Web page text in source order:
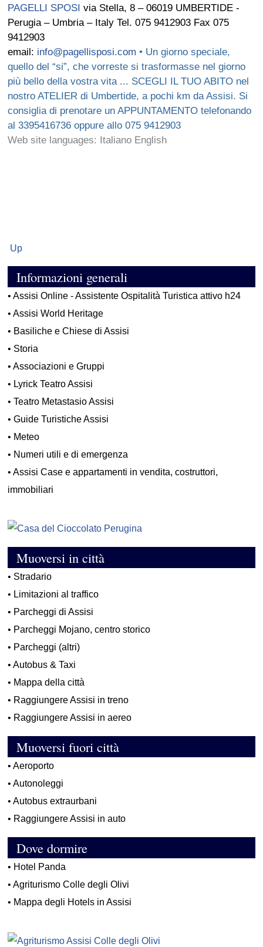
PAGELLI SPOSI via Stella, 8 – 06019 UMBERTIDE -
Perugia – Umbria – Italy Tel. 075 9412903 Fax 075
9412903
email: info@pagellisposi.com • Un giorno speciale,
quello del “si”, che vorreste si trasformasse nel giorno
più bello della vostra vita ... SCEGLI IL TUO ABITO nel
nostro ATELIER di Umbertide, a pochi km da Assisi. Si
consiglia di prenotare un APPUNTAMENTO telefonando
al 3395416736 oppure allo 075 9412903
Web site languages: Italiano English
Up
Informazioni generali
•Assisi Online - Assistente Ospitalità Turistica attivo h24
•Assisi World Heritage
• Basiliche e Chiese di Assisi
• Storia
•Associazioni e Gruppi
• Lyrick Teatro Assisi
•Teatro Metastasio Assisi
•Guide Turistiche Assisi
• Meteo
• Numeri utili e di emergenza
•Assisi Case e appartamenti in vendita, costruttori,
immobiliari
Muoversi in città
• Stradario
• Limitazioni al traffico
• Parcheggi di Assisi
• Parcheggi Mojano, centro storico
• Parcheggi (altri)
•Autobus & Taxi
• Mappa della città
• Raggiungere Assisi in treno
• Raggiungere Assisi in aereo
Muoversi fuori città
•Aeroporto
•Autonoleggi
•Autobus extraurbani
• Raggiungere Assisi in auto
Dove dormire
• Hotel Panda
•Agriturismo Colle degli Olivi
• Mappa degli Hotels in Assisi